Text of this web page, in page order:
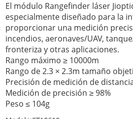
El módulo Rangefinder láser
especialmente diseñado para la
proporcionar una medición
incendios, aeronaves/UAV,
fronteriza y otras aplicaciones.
Rango máximo ≥ 10000m
Rango de 2.3 × 2.3m tamaño
Precisión de medición de
Medición de precisión ≥ 98%
Peso ≤ 104g